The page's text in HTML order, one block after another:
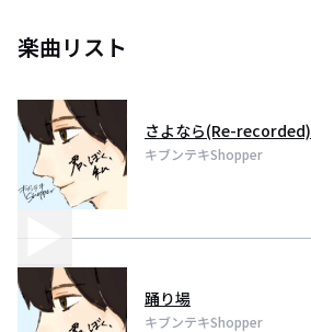
楽曲リスト
さよなら(Re-recorded)
キブンテキShopper
踊り場
キブンテキShopper